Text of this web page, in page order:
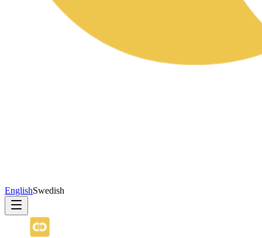
EnglishSwedish